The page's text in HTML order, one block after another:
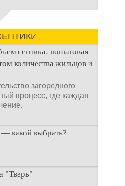
не самым приятным
Общие сведения об
Антисептик для
выгребных ям – это
специальные
септика: пошаговая
количества жильцов и
загородного
процесс, где каждая
какой выбрать?
дачи одной из
становится
"Тверь"